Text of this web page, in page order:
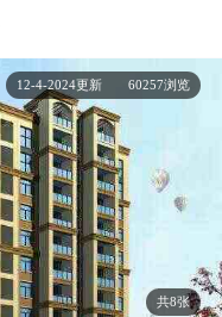
12-4-2024更新 60257浏览
共8张